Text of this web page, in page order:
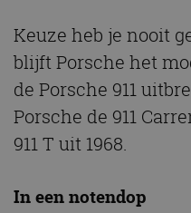
Keuze heb je nooit
blijft Porsche het
de Porsche 911
Porsche de 911
911 T uit 1968.
In een notendop